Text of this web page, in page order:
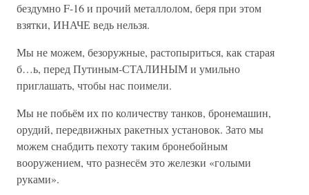
бездумно F-16 и прочий металлолом, беря при этом
взятки, ИНАЧЕ ведь нельзя.
Мы не можем, безоружные, растопыриться, как старая
б…ь, перед Путиным-СТАЛИНЫМ и умильно
приглашать, чтобы нас поимели.
Мы не побьём их по количеству танков, бронемашин,
орудий, передвижных ракетных установок. Зато мы
можем снабдить пехоту таким бронебойным
вооружением, что разнесём это железки «голыми
руками».